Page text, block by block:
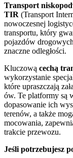
Transport
TIR (Transport
nowoczesnej
transportu, który
pojazdów
znaczne odległości.
Kluczową cechą
wykorzystanie
które upraszczają
ów. Te platformy są
dopasowanie ich
terenów, a także
mocowania,
trakcie przewozu.
Jeśli potrzebujesz